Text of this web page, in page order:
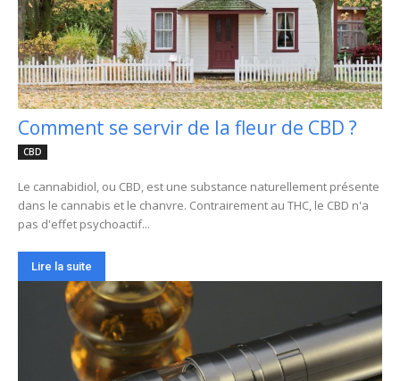
Comment se servir de la fleur de CBD ?
CBD
Le cannabidiol, ou CBD, est une substance naturellement présente
dans le cannabis et le chanvre. Contrairement au THC, le CBD n'a
pas d'effet psychoactif...
Lire la suite